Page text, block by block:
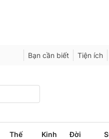
Bạn cần biết Tiện ích
Thế
Kinh
Đời